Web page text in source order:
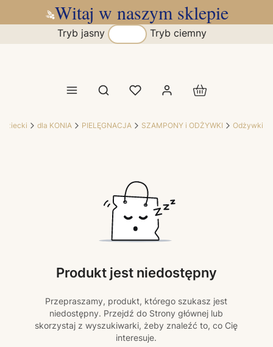
Witaj w naszym sklepie
Tryb jasny Tryb ciemny
Otwórz wyszukiwarkę Produkty w
dla KONIA PIELĘGNACJA SZAMPONY i ODŻYWKI Odżywki
Produkt jest niedostępny
Przepraszamy, produkt, którego szukasz jest
niedostępny. Przejdź do Strony głównej lub
skorzystaj z wyszukiwarki, żeby znaleźć to, co Cię
interesuje.